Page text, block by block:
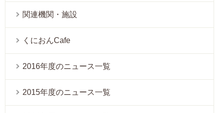
関連機関・施設
くにおんCafe
2016年度のニュース一覧
2015年度のニュース一覧